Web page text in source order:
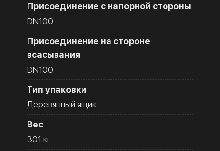
Присоединение с напорной стороны
DN100
Присоединение на стороне
всасывания
DN100
Тип упаковки
Деревянный ящик
Вес
301 кг